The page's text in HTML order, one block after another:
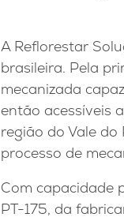
A Reflorestar
brasileira. Pela
mecanizada
então acessíveis
região do Vale
processo de
Com capacidade
PT-175, da